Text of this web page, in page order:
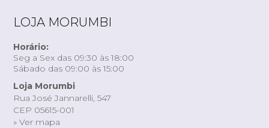
LOJA MORUMBI
Horário:
Seg a Sex das 09:30 às 18:00
Sábado das 09:00 às 15:00
Loja Morumbi
Rua José Jannarelli, 547
CEP 05615-001
» Ver mapa